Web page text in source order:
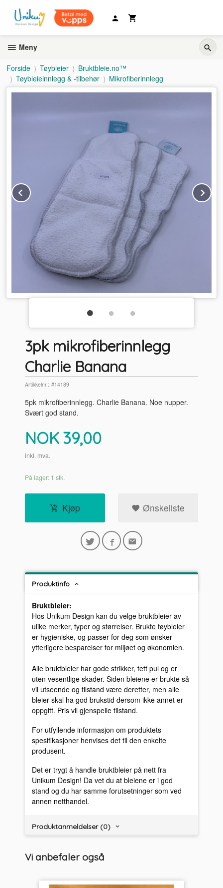
innholdet
Meny
Forside Tøybleier
Bruktbleie.no™
Tøybleieinnlegg & -tilbehør
Mikrofiberinnlegg
Prev
3pk mikrofiberinnlegg
Charlie Banana
Artikkelnr.: #14189
5pk mikrofiberinnlegg. Charlie Banana. Noe nupper.
Svært god stand.
Pris
NOK 39,00
inkl. mva.
På lager: 1 stk.
Kjøp Ønskeliste
Produktinfo
Bruktbleier:
Hos Unikum Design kan du velge bruktbleier av
ulike merker, typer og størrelser. Brukte tøybleier
er hygieniske, og passer for deg som ønsker
ytterligere besparelser for miljøet og økonomien.
Alle bruktbleier har gode strikker, tett pul og er
uten vesentlige skader. Siden bleiene er brukte så
vil utseende og tilstand være deretter, men alle
bleier skal ha god brukstid dersom ikke annet er
oppgitt. Pris vil gjenspeile tilstand.
For utfyllende informasjon om produktets
spesifikasjoner henvises det til den enkelte
produsent.
Det er trygt å handle bruktbleier på nett fra
Unikum Design! Da vet du at bleiene er i god
stand og du har samme forutsetninger som ved
annen netthandel.
Produktanmeldelser (0)
Vi anbefaler også